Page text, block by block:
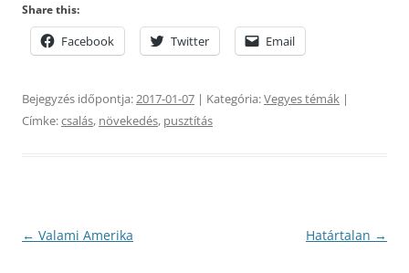
Share this:
Facebook Twitter Email
Bejegyzés időpontja:2017-01-07 | Kategória:Vegyes témák |
Címke:csalás, növekedés, pusztítás
Bejegyzés
← Valami Amerika Határtalan →